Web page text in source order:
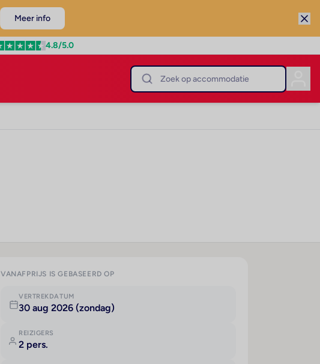
Meer info
4.8/5.0
VANAFPRIJS IS GEBASEERD OP
VERTREKDATUM
30 aug 2026 (zondag)
REIZIGERS
2 pers.